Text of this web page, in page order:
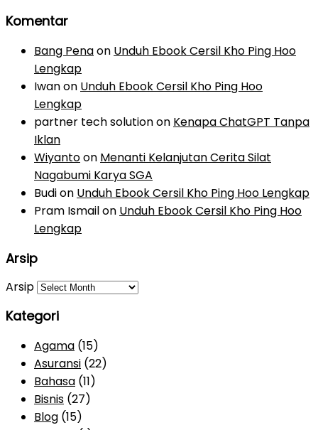
Komentar
Bang Penaon Unduh Ebook Cersil Kho Ping Hoo
Lengkap
Iwanon Unduh Ebook Cersil Kho Ping Hoo
Lengkap
partner tech solutionon Kenapa ChatGPT Tanpa
Iklan
Wiyantoon Menanti Kelanjutan Cerita Silat
Nagabumi Karya SGA
Budion Unduh Ebook Cersil Kho Ping Hoo Lengkap
Pram Ismailon Unduh Ebook Cersil Kho Ping Hoo
Lengkap
Arsip
Arsip
Kategori
Agama (15)
Asuransi (22)
Bahasa (11)
Bisnis (27)
Blog (15)